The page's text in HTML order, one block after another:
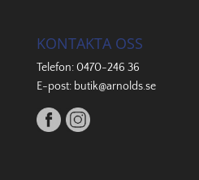
KONTAKTA OSS
Telefon:0470-246 36
E-post: butik@arnolds.se